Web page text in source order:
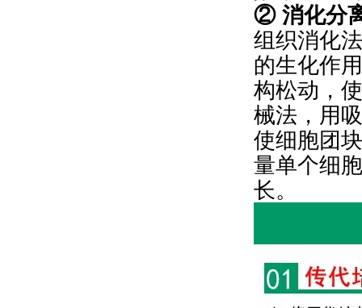
② 消化分
组织消化
的生化作
构松动，
械法，用
使细胞团
量单个细
长。